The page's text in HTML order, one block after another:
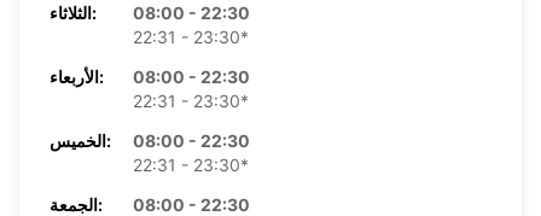
الثلاثاء:
08:00 - 22:30
22:31 - 23:30*
الأربعاء:
08:00 - 22:30
22:31 - 23:30*
الخميس:
08:00 - 22:30
22:31 - 23:30*
الجمعة:
08:00 - 22:30